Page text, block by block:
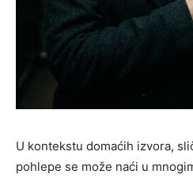
U kontekstu domaćih izvora,
pohlepe se može naći u